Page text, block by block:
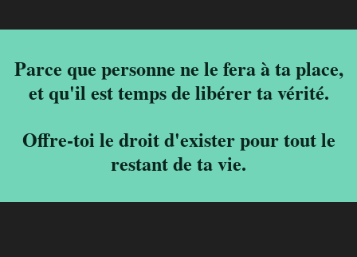
Parce que personne ne le fera à ta place,
et qu'il est temps de libérer ta vérité.
Offre-toi le droit d'exister pour tout le
restant de ta vie.